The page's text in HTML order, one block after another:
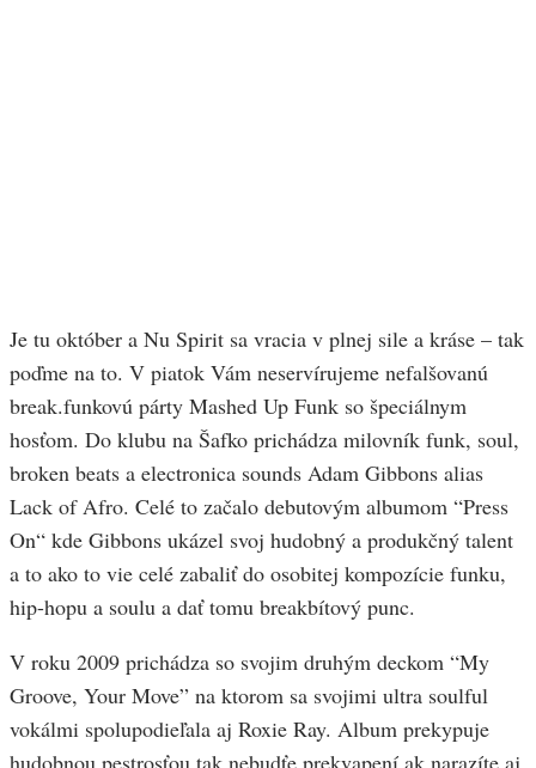
Je tu október a Nu Spirit sa vracia v plnej sile a kráse – tak
poďme na to. V piatok Vám neservírujeme nefalšovanú
break.funkovú párty Mashed Up Funk so špeciálnym
hosťom. Do klubu na Šafko prichádza milovník funk, soul,
broken beats a electronica sounds Adam Gibbons alias
Lack of Afro. Celé to začalo debutovým albumom “Press
On“ kde Gibbons ukázel svoj hudobný a produkčný talent
a to ako to vie celé zabaliť do osobitej kompozície funku,
hip-hopu a soulu a dať tomu breakbítový punc.
V roku 2009 prichádza so svojim druhým deckom “My
Groove, Your Move” na ktorom sa svojimi ultra soulful
vokálmi spolupodieľala aj Roxie Ray. Album prekypuje